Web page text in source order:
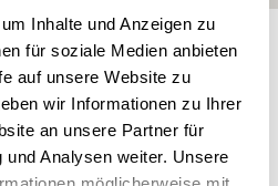
Inhalte und Anzeigen zu
für soziale Medien anbieten
auf unsere Website zu
wir Informationen zu Ihrer
an unsere Partner für
Analysen weiter. Unsere
Süd bis Südwest